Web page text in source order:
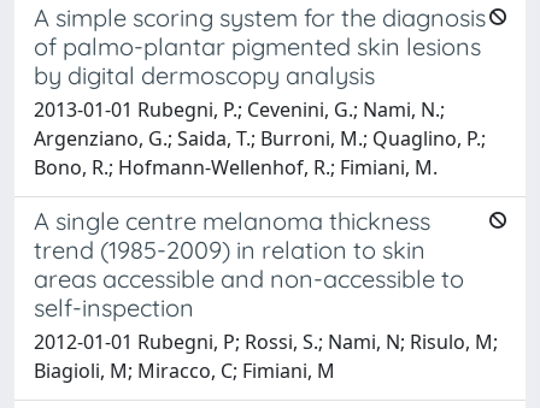
A simple scoring system for the diagnosis
of palmo-plantar pigmented skin lesions
by digital dermoscopy analysis
2013-01-01 Rubegni, P.; Cevenini, G.; Nami, N.;
Argenziano, G.; Saida, T.; Burroni, M.; Quaglino, P.;
Bono, R.; Hofmann-Wellenhof, R.; Fimiani, M.
A single centre melanoma thickness
trend (1985-2009) in relation to skin
areas accessible and non-accessible to
self-inspection
2012-01-01 Rubegni, P; Rossi, S.; Nami, N; Risulo, M;
Biagioli, M; Miracco, C; Fimiani, M